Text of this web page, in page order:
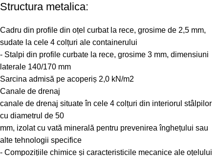
Structura metalica:
Cadru din profile din oțel curbat la rece, grosime de 2,5 mm,
sudate la cele 4 colțuri ale containerului
- Stalpi din profile curbate la rece, grosime 3 mm, dimensiuni
laterale 140/170 mm
Sarcina admisă pe acoperiș 2,0 kN/m2
Canale de drenaj
canale de drenaj situate în cele 4 colțuri din interiorul stâlpilor
cu diametrul de 50
mm, izolat cu vată minerală pentru prevenirea înghețului sau
alte tehnologii specifice
- Compozițiile chimice și caracteristicile mecanice ale oțelului